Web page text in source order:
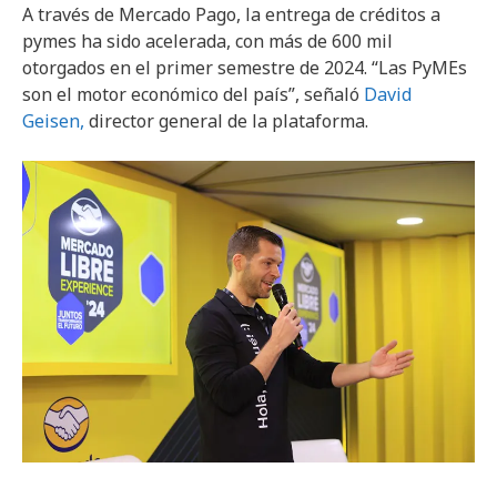
A través de Mercado Pago, la entrega de créditos a
pymes ha sido acelerada, con más de 600 mil
otorgados en el primer semestre de 2024. “Las PyMEs
son el motor económico del país”, señaló David
Geisen, director general de la plataforma.